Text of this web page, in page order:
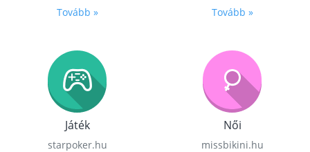
Tovább » Tovább »
Játék
starpoker.hu
Női
missbikini.hu